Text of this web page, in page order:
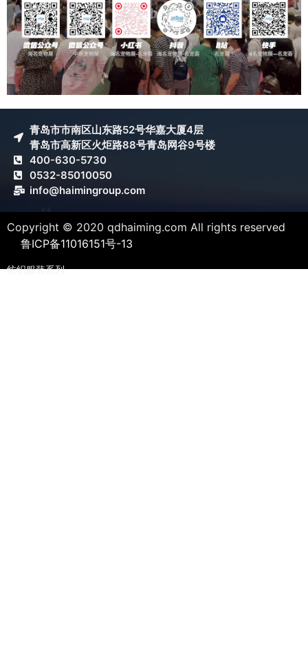
青岛市市南区山东路52号华嘉大厦4层
青岛市高新区火炬路88号青岛网谷9号楼
400-630-5730
0532-85010050
info@haimingroup.com
Copyright © 2020 qdhaiming.com All rights reserved
鲁ICP备11016151号-13
纺织服装系列